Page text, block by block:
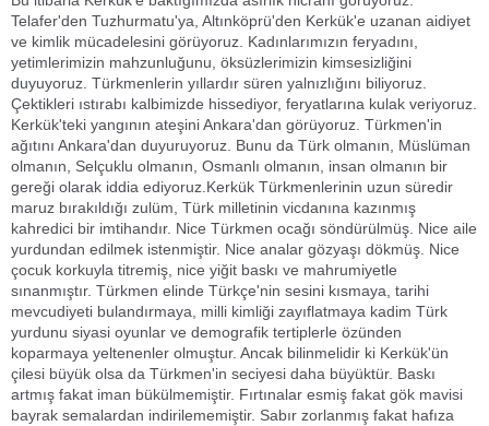
Telafer'den Tuzhurmatu'ya, Altınköprü'den Kerkük'e uzanan aidiyet
ve kimlik mücadelesini görüyoruz. Kadınlarımızın feryadını,
yetimlerimizin mahzunluğunu, öksüzlerimizin kimsesizliğini
duyuyoruz. Türkmenlerin yıllardır süren yalnızlığını biliyoruz.
Çektikleri ıstırabı kalbimizde hissediyor, feryatlarına kulak veriyoruz.
Kerkük'teki yangının ateşini Ankara'dan görüyoruz. Türkmen'in
ağıtını Ankara'dan duyuruyoruz. Bunu da Türk olmanın, Müslüman
olmanın, Selçuklu olmanın, Osmanlı olmanın, insan olmanın bir
gereği olarak iddia ediyoruz.Kerkük Türkmenlerinin uzun süredir
maruz bırakıldığı zulüm, Türk milletinin vicdanına kazınmış
kahredici bir imtihandır. Nice Türkmen ocağı söndürülmüş. Nice aile
yurdundan edilmek istenmiştir. Nice analar gözyaşı dökmüş. Nice
çocuk korkuyla titremiş, nice yiğit baskı ve mahrumiyetle
sınanmıştır. Türkmen elinde Türkçe'nin sesini kısmaya, tarihi
mevcudiyeti bulandırmaya, milli kimliği zayıflatmaya kadim Türk
yurdunu siyasi oyunlar ve demografik tertiplerle özünden
koparmaya yeltenenler olmuştur. Ancak bilinmelidir ki Kerkük'ün
çilesi büyük olsa da Türkmen'in seciyesi daha büyüktür. Baskı
artmış fakat iman bükülmemiştir. Fırtınalar esmiş fakat gök mavisi
bayrak semalardan indirilememiştir. Sabır zorlanmış fakat hafıza